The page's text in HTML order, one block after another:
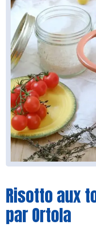
Risotto aux
par Ortola